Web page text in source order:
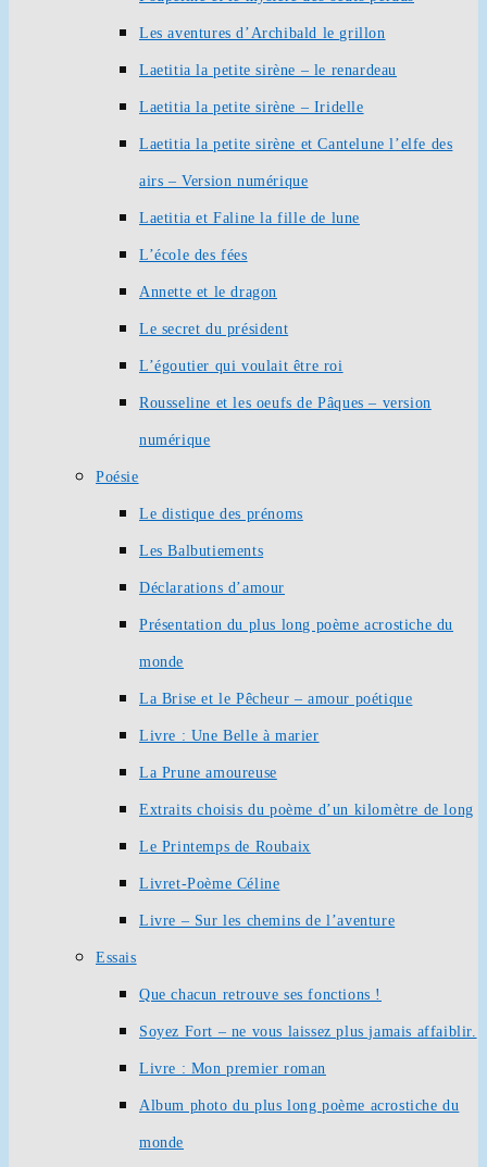
Les aventures d’Archibald le grillon
Laetitia la petite sirène – le renardeau
Laetitia la petite sirène – Iridelle
Laetitia la petite sirène et Cantelune l’elfe des
airs – Version numérique
Laetitia et Faline la fille de lune
L’école des fées
Annette et le dragon
Le secret du président
L’égoutier qui voulait être roi
Rousseline et les oeufs de Pâques – version
numérique
Poésie
Le distique des prénoms
Les Balbutiements
Déclarations d’amour
Présentation du plus long poème acrostiche du
monde
La Brise et le Pêcheur – amour poétique
Livre : Une Belle à marier
La Prune amoureuse
Extraits choisis du poème d’un kilomètre de long
Le Printemps de Roubaix
Livret-Poème Céline
Livre – Sur les chemins de l’aventure
Essais
Que chacun retrouve ses fonctions !
Soyez Fort – ne vous laissez plus jamais affaiblir.
Livre : Mon premier roman
Album photo du plus long poème acrostiche du
monde